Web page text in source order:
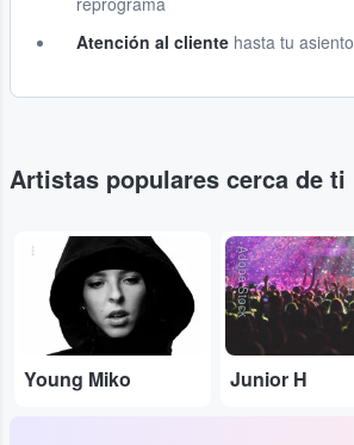
Atención al cliente hasta tu asiento
Artistas populares cerca de ti
...
Young Miko
Adobe Stock
Junior H